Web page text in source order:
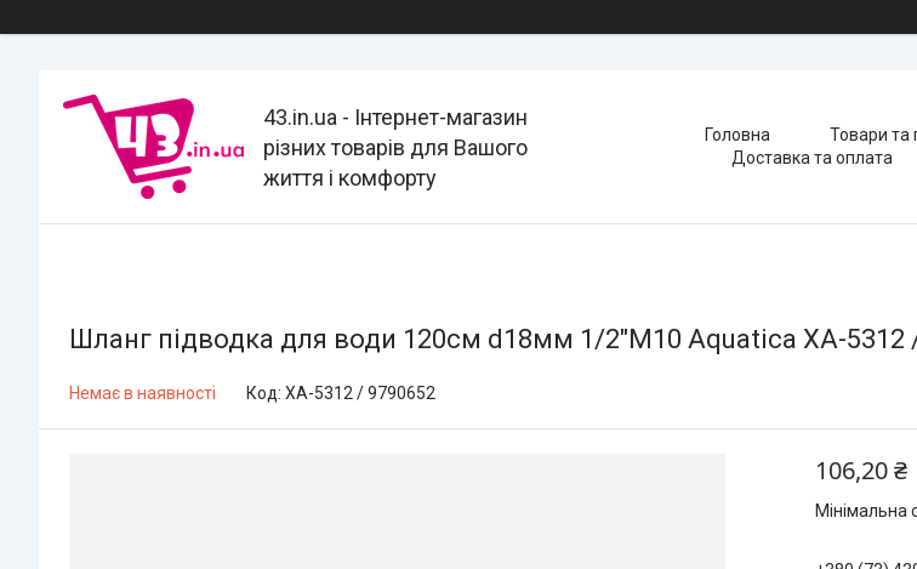
43.in.ua - Інтернет-магазин
різних товарів для Вашого
життя і комфорту
Головна Товари та
Доставка та оплата
Шланг підводка для води 120см d18мм 1/2"M10 Aquatica XA-5312
Немає в наявності Код: XA-5312 / 9790652
106,20 ₴
Мінімальна